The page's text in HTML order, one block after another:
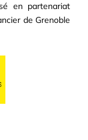
en partenariat
de Grenoble